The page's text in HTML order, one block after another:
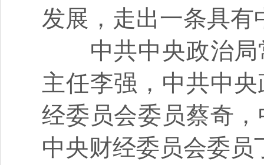
发展，走出一条具有
中共中央政治局
主任李强，中共中
经委员会委员蔡奇
中央财经委员会委员